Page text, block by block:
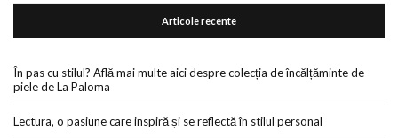
Articole recente
În pas cu stilul? Află mai multe aici despre colecția de încălțăminte de
piele de La Paloma
Lectura, o pasiune care inspiră și se reflectă în stilul personal